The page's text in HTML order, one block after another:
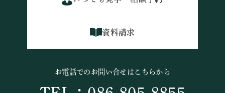
資料請求
お電話でのお問い合せはこちらから